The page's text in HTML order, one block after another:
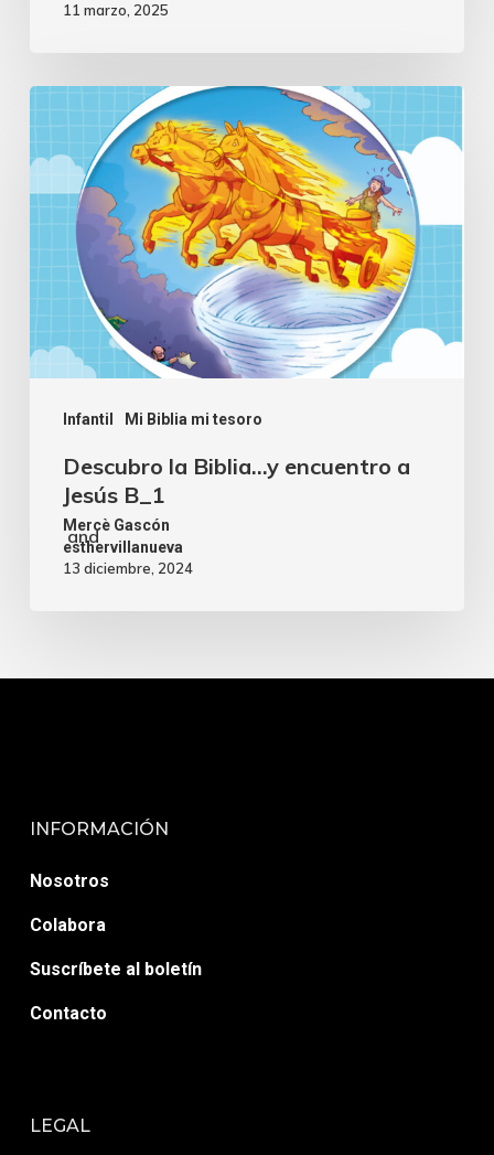
11 marzo, 2025
Infantil Mi Biblia mi tesoro
Descubro la Biblia…y encuentro a
Jesús B_1
Mercè Gascón
and
esthervillanueva
13 diciembre, 2024
INFORMACIÓN
Nosotros
Colabora
Suscríbete al boletín
Contacto
LEGAL